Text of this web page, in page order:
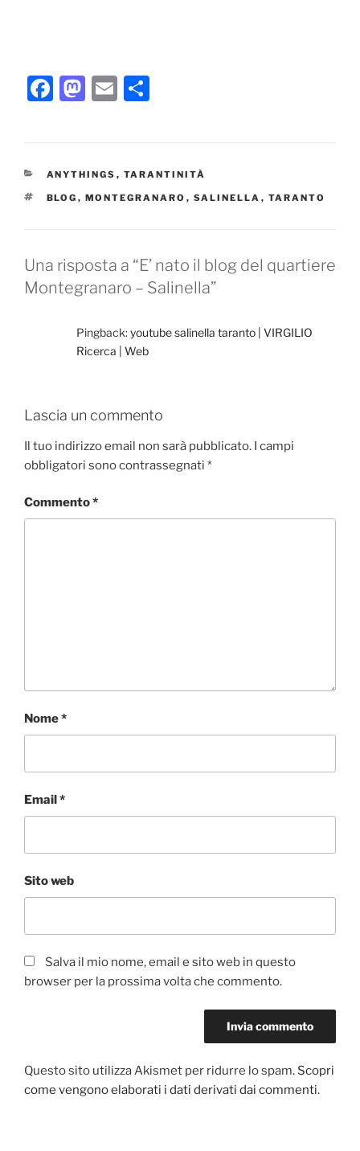
F
e
b
k
M
o
d
E
di
vi
CATEGORIE
ANYTHINGS , TARANTINITÀ
TAG
BLOG , MONTEGRANARO , SALINELLA , TARANTO
Una risposta a “E’ nato il blog del quartiere
Montegranaro – Salinella”
Pingback:youtube salinella taranto | VIRGILIO
Ricerca | Web
Lascia un commento
Il tuo indirizzo email non sarà pubblicato. I campi
obbligatori sono contrassegnati *
Commento*
Nome*
Email*
Sito web
Salva il mio nome, email e sito web in questo
browser per la prossima volta che commento.
Questo sito utilizza Akismet per ridurre lo spam. Scopri
come vengono elaborati i dati derivati dai commenti.